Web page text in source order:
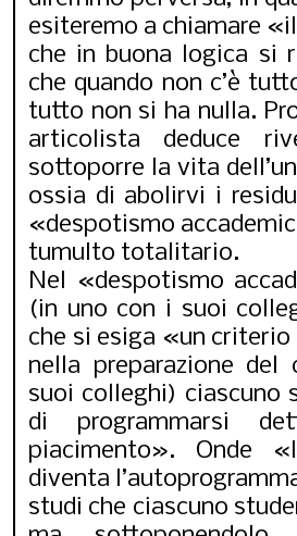
esiteremo a chiamare
che in buona logica si
che quando non c’è
tutto non si ha nulla.
articolista deduce
sottoporre la vita
ossia di abolirvi i
«despotismo
tumulto totalitario.
Nel «despotismo
(in uno con i suoi
che si esiga «un
nella preparazione
suoi colleghi) ciascuno
di programmarsi
piacimento». Onde
diventa
studi che ciascuno